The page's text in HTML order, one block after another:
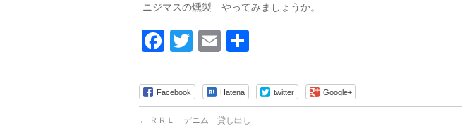
ニジマスの燻製 やってみましょうか。
Facebook
TwitterEmail
Facebook Hatena twitter Google+
← ＲＲＬ デニム 貸し出し